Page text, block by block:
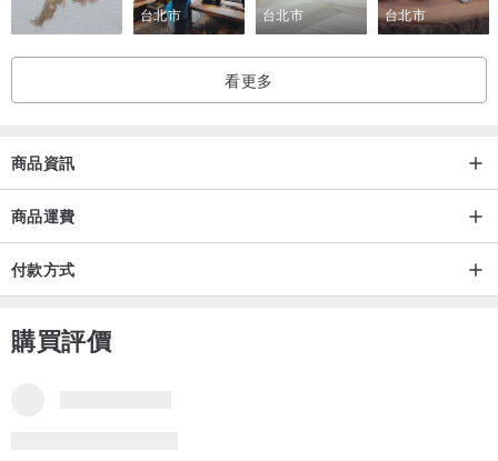
台北市 台北市 台北市
看更多
商品資訊
商品運費
付款方式
購買評價